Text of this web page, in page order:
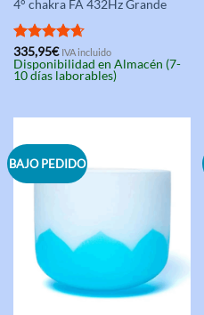
4° chakra FA 432Hz Grande
Valorado
con4.67
de 5
335,95€ IVA incluido
Disponibilidad en Almacén (7-
10 días laborables)
BAJO PEDIDO